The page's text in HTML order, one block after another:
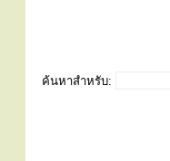
ค้นหาสำหรับ: